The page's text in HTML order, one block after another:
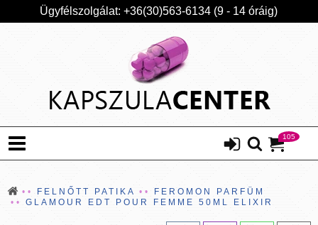
Ügyfélszolgálat: +36(30)563-6134 (9 - 14 óráig)
105
FELNŐTT PATIKA
FEROMON PARFÜM
GLAMOUR EDT POUR FEMME 50ML ELIXIR